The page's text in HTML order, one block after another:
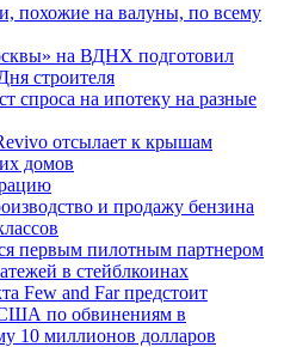
похожие на валуны, по всему
на ВДНХ подготовил
строителя
спроса на ипотеку на разные
отсылает к крышам
домов
и продажу бензина
первым пилотным партнером
в стейблкоинах
Few and Far предстоит
США по обвинениям в
10 миллионов долларов